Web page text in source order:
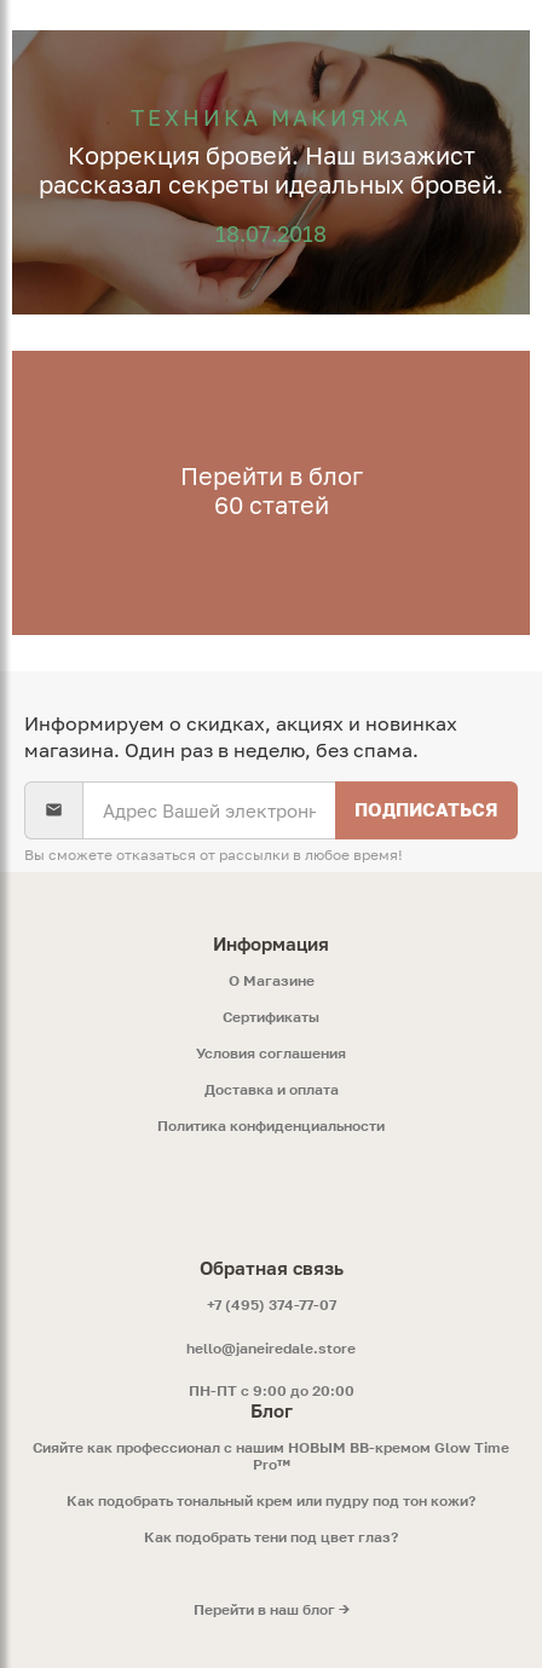
ТЕХНИКА МАКИЯЖА
Коррекция бровей. Наш визажист
рассказал секреты идеальных бровей.
18.07.2018
Перейти в блог
60статей
Информируем о скидках, акциях и новинках
магазина. Один раз в неделю, без спама.
ПОДПИСАТЬСЯ
Вы сможете отказаться от рассылки в любое время!
Информация
O Магазине
Сертификаты
Условия соглашения
Доставка и оплата
Политика конфиденциальности
Обратная связь
+7 (495) 374-77-07
hello@janeiredale.store
ПН-ПТ с 9:00 до 20:00
Блог
Сияйте как профессионал с нашим НОВЫМ ВВ-кремом Glow Time
Pro™
Как подобрать тональный крем или пудру под тон кожи?
Как подобрать тени под цвет глаз?
Перейти в наш блог →